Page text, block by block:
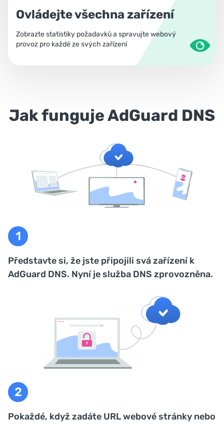
Ovládejte všechna zařízení
Zobrazte statistiky požadavků a spravujte webový
provoz pro každé ze svých zařízení
Jak funguje AdGuard DNS
Představte si, že jste připojili svá zařízení k
AdGuard DNS. Nyní je služba DNS zprovozněna.
Pokaždé, když zadáte URL webové stránky nebo